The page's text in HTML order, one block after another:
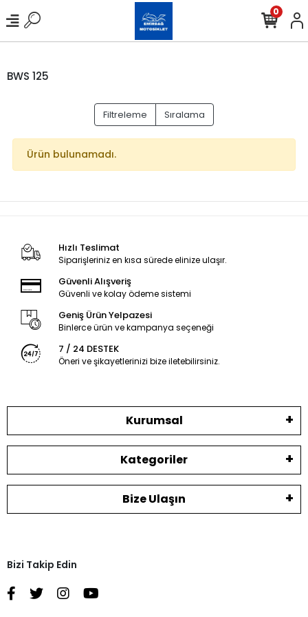
0
BWS 125
Filtreleme Sıralama
Ürün bulunamadı.
Hızlı Teslimat
Siparişleriniz en kısa sürede elinize ulaşır.
Güvenli Alışveriş
Güvenli ve kolay ödeme sistemi
Geniş Ürün Yelpazesi
Binlerce ürün ve kampanya seçeneği
7 / 24 DESTEK
Öneri ve şikayetlerinizi bize iletebilirsiniz.
Kurumsal
Kategoriler
Bize Ulaşın
Bizi Takip Edin